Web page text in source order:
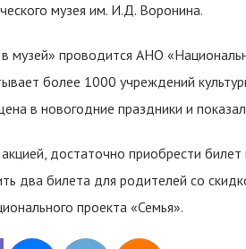
музея им. И.Д. Воронина.
музей» проводится АНО
более 1000 учреждений
в новогодние праздники и
достаточно приобрести
два билета для родителей со
проекта «Семья».